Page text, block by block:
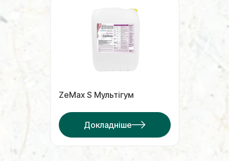
ZeMax S Мультігум
Докладніше